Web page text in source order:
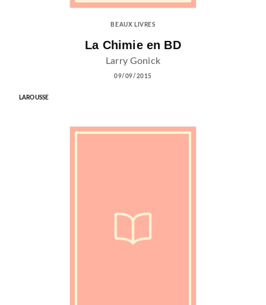
BEAUX LIVRES
La Chimie en BD
Larry Gonick
09/09/2015
LAROUSSE